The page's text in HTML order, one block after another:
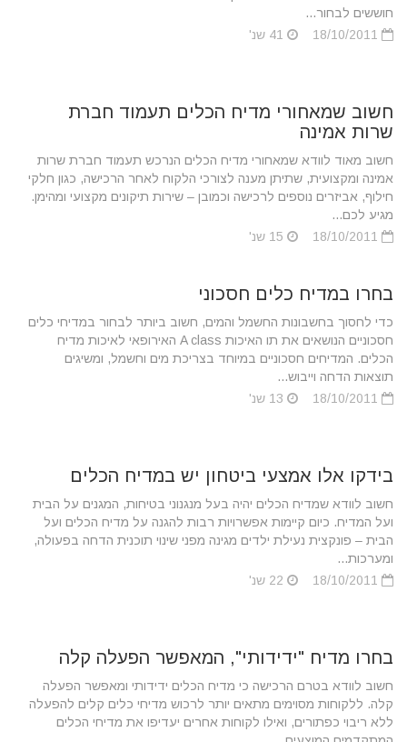
חוששים לבחור...
חשוב שמאחורי מדיח הכלים תעמוד חברת
שרות אמינה
חשוב מאוד לוודא שמאחורי מדיח הכלים הנרכש תעמוד חברת שרות
אמינה ומקצועית, שתיתן מענה לצורכי הלקוח לאחר הרכישה, כגון חלקי
חילוף, אביזרים נוספים לרכישה וכמובן – שירות תיקונים מקצועי ומהימן.
מגיע לכם...
בחרו במדיח כלים חסכוני
כדי לחסוך בחשבונות החשמל והמים, חשוב ביותר לבחור במדיחי כלים
חסכוניים הנושאים את תו האיכות A class האירופאי לאיכות מדיח
הכלים. המדיחים חסכוניים במיוחד בצריכת מים וחשמל, ומשיגים
תוצאות הדחה וייבוש...
בידקו אלו אמצעי ביטחון יש במדיח הכלים
חשוב לוודא שמדיח הכלים יהיה בעל מנגנוני בטיחות, המגנים על הבית
ועל המדיח. כיום קיימות אפשרויות רבות להגנה על מדיח הכלים ועל
הבית – פונקצית נעילת ילדים מגינה מפני שינוי תוכנית הדחה בפעולה,
ומערכות...
בחרו מדיח "ידידותי", המאפשר הפעלה קלה
חשוב לוודא בטרם הרכישה כי מדיח הכלים ידידותי ומאפשר הפעלה
קלה. ללקוחות מסוימים מתאים יותר לרכוש מדיחי כלים קלים להפעלה
ללא ריבוי כפתורים, ואילו לקוחות אחרים יעדיפו את מדיחי הכלים